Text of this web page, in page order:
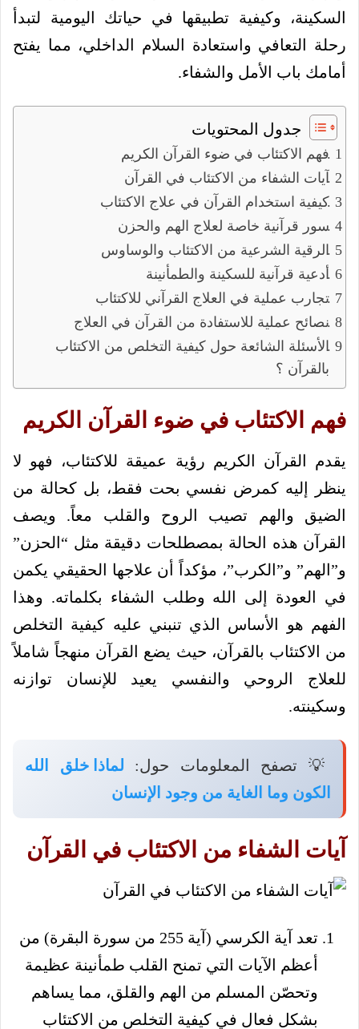
السكينة، وكيفية تطبيقها في حياتك اليومية لتبدأ
رحلة التعافي واستعادة السلام الداخلي، مما يفتح
أمامك باب الأمل والشفاء.
جدول المحتويات
فهم الاكتئاب في ضوء القرآن الكريم
آيات الشفاء من الاكتئاب في القرآن
كيفية استخدام القرآن في علاج الاكتئاب
سور قرآنية خاصة لعلاج الهم والحزن
الرقية الشرعية من الاكتئاب والوساوس
أدعية قرآنية للسكينة والطمأنينة
تجارب عملية في العلاج القرآني للاكتئاب
نصائح عملية للاستفادة من القرآن في العلاج
الأسئلة الشائعة حول كيفية التخلص من الاكتئاب
بالقرآن ؟
فهم الاكتئاب في ضوء القرآن الكريم
يقدم القرآن الكريم رؤية عميقة للاكتئاب، فهو لا
ينظر إليه كمرض نفسي بحت فقط، بل كحالة من
الضيق والهم تصيب الروح والقلب معاً. ويصف
القرآن هذه الحالة بمصطلحات دقيقة مثل “الحزن”
و”الهم” و”الكرب”، مؤكداً أن علاجها الحقيقي يكمن
في العودة إلى الله وطلب الشفاء بكلماته. وهذا
الفهم هو الأساس الذي تنبني عليه كيفية التخلص
من الاكتئاب بالقرآن، حيث يضع القرآن منهجاً شاملاً
للعلاج الروحي والنفسي يعيد للإنسان توازنه
وسكينته.
💡 تصفح المعلومات حول: لماذا خلق الله
الكون وما الغاية من وجود الإنسان
آيات الشفاء من الاكتئاب في القرآن
تعد آية الكرسي (آية 255 من سورة البقرة) من
أعظم الآيات التي تمنح القلب طمأنينة عظيمة
وتحصّن المسلم من الهم والقلق، مما يساهم
بشكل فعال في كيفية التخلص من الاكتئاب